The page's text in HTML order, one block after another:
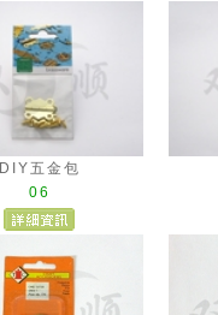
DIY五金包
06